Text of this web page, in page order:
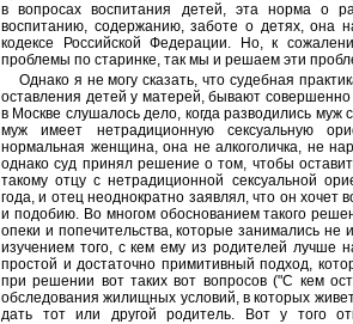
в вопросах воспитания детей, эта норма о
воспитанию, содержанию, заботе о детях, она
кодексе Российской Федерации. Но, к
проблемы по старинке, так мы и решаем эти
Однако я не могу сказать, что судебная
оставления детей у матерей, бывают совершенно
в Москве слушалось дело, когда разводились муж
муж имеет нетрадиционную сексуальную
нормальная женщина, она не алкоголичка, не
однако суд принял решение о том, чтобы
такому отцу с нетрадиционной сексуальной
года, и отец неоднократно заявлял, что он хочет
и подобию. Во многом обоснованием такого
опеки и попечительства, которые занимались не
изучением того, с кем ему из родителей лучше
простой и достаточно примитивный подход,
при решении вот таких вот вопросов ("С кем
обследования жилищных условий, в которых
дать тот или другой родитель. Вот у того